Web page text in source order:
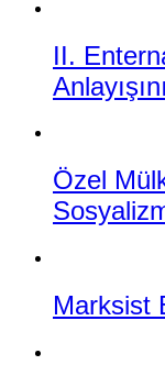
II.
Özel
Marksist